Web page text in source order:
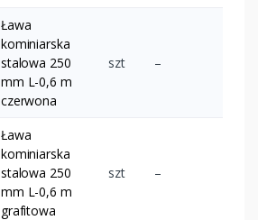
Ława
kominiarska
stalowa 250
mm L-0,6 m
czerwona
szt –
Ława
kominiarska
stalowa 250
mm L-0,6 m
grafitowa
szt –